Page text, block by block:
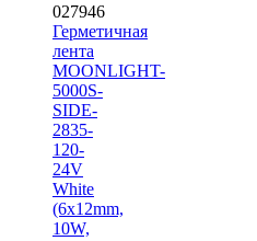
027946
Герметичная
лента
MOONLIGHT-
5000S-
SIDE-
2835-
120-
24V
White
(6х12mm,
10W,